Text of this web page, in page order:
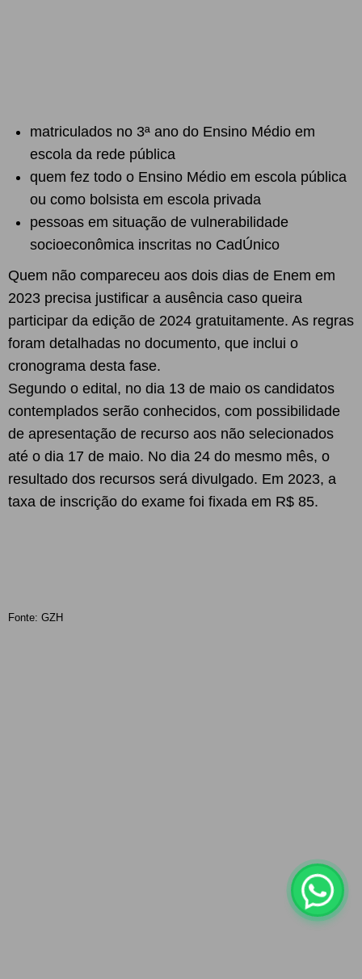
matriculados no 3ª ano do Ensino Médio em
escola da rede pública
quem fez todo o Ensino Médio em escola pública
ou como bolsista em escola privada
pessoas em situação de vulnerabilidade
socioeconômica inscritas no CadÚnico
Quem não compareceu aos dois dias de Enem em
2023 precisa justificar a ausência caso queira
participar da edição de 2024 gratuitamente. As regras
foram detalhadas no documento, que inclui o
cronograma desta fase.
Segundo o edital, no dia 13 de maio os candidatos
contemplados serão conhecidos, com possibilidade
de apresentação de recurso aos não selecionados
até o dia 17 de maio. No dia 24 do mesmo mês, o
resultado dos recursos será divulgado. Em 2023, a
taxa de inscrição do exame foi fixada em R$ 85.
Fonte: GZH